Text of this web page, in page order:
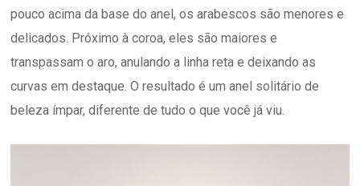
pouco acima da base do anel, os arabescos são menores e
delicados. Próximo à coroa, eles são maiores e
transpassam o aro, anulando a linha reta e deixando as
curvas em destaque. O resultado é um anel solitário de
beleza ímpar, diferente de tudo o que você já viu.